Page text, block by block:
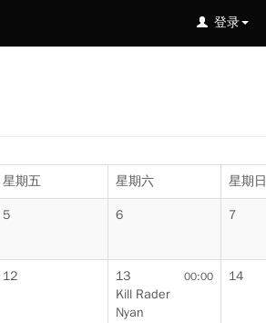
登录
星期五 星期六 星期日
5 6 7
12 00:00
13
Kill Rader
Nyan
14